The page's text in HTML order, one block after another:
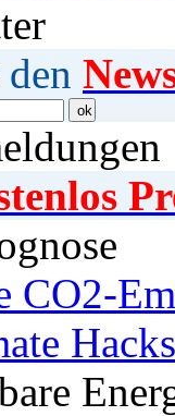
CO2-
Hacks